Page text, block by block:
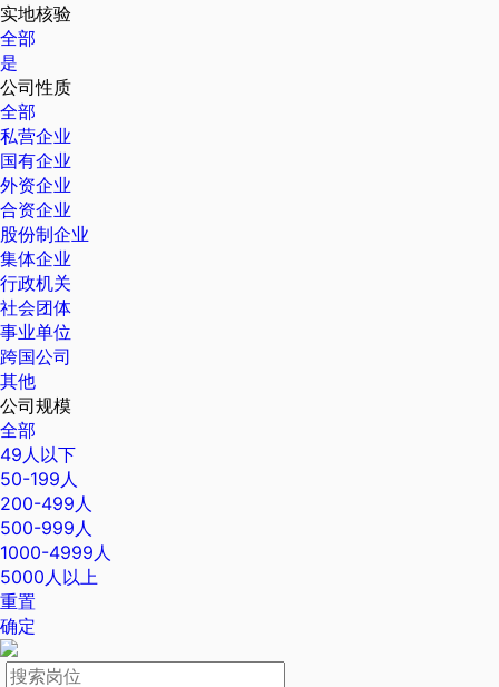
实地核验
全部
是
公司性质
全部
私营企业
国有企业
外资企业
合资企业
股份制企业
集体企业
行政机关
社会团体
事业单位
跨国公司
其他
公司规模
全部
49人以下
50-199人
200-499人
500-999人
1000-4999人
5000人以上
重置
确定